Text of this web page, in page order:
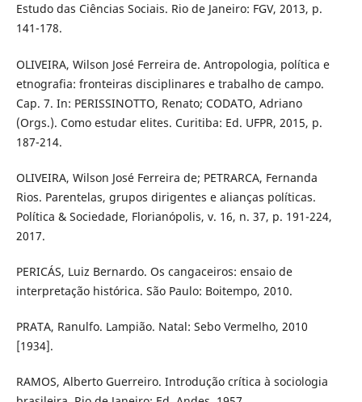
Estudo das Ciências Sociais. Rio de Janeiro: FGV, 2013, p.
141-178.
OLIVEIRA, Wilson José Ferreira de. Antropologia, política e
etnografia: fronteiras disciplinares e trabalho de campo.
Cap. 7. In: PERISSINOTTO, Renato; CODATO, Adriano
(Orgs.). Como estudar elites. Curitiba: Ed. UFPR, 2015, p.
187-214.
OLIVEIRA, Wilson José Ferreira de; PETRARCA, Fernanda
Rios. Parentelas, grupos dirigentes e alianças políticas.
Política & Sociedade, Florianópolis, v. 16, n. 37, p. 191-224,
2017.
PERICÁS, Luiz Bernardo. Os cangaceiros: ensaio de
interpretação histórica. São Paulo: Boitempo, 2010.
PRATA, Ranulfo. Lampião. Natal: Sebo Vermelho, 2010
[1934].
RAMOS, Alberto Guerreiro. Introdução crítica à sociologia